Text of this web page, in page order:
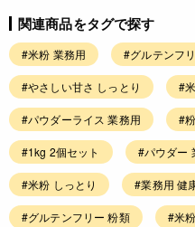
関連商品をタグで探す
#米粉 業務用 #グルテンフ
#やさしい甘さ しっとり #
#パウダーライス 業務用 #
#1kg 2個セット #パウダー
#米粉 しっとり #業務用 健
#グルテンフリー 粉類 #米